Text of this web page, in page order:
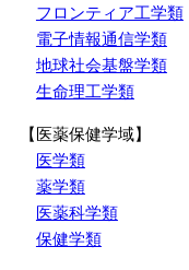
フロンティア工学類
電子情報通信学類
地球社会基盤学類
生命理工学類
【医薬保健学域】
医学類
薬学類
医薬科学類
保健学類